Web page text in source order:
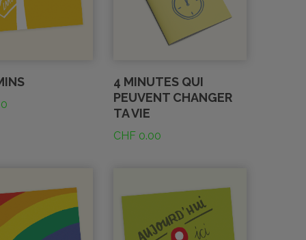
4 MINUTES QUI
PEUVENT CHANGER
TA VIE
CHF 0.00